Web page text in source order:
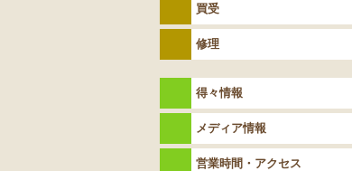
買受
修理
得々情報
メディア情報
営業時間・アクセス